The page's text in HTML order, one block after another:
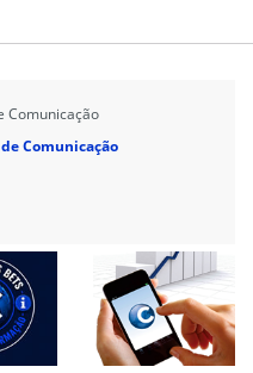
Comunicação
Comunicação